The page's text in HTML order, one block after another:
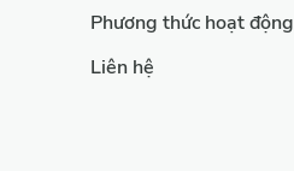
Phương thức hoạt động
Liên hệ